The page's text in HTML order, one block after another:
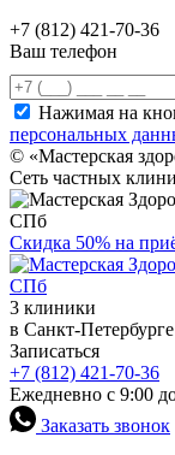
+7 (812) 421-70-36
Ваш телефон
Нажимая на
персональных
© «Мастерская
Сеть частных
Скидка 50% на
3 клиники
в Санкт-Петербурге
Записаться
+7 (812) 421-70-36
Ежедневно с 9:00
Заказать звонок